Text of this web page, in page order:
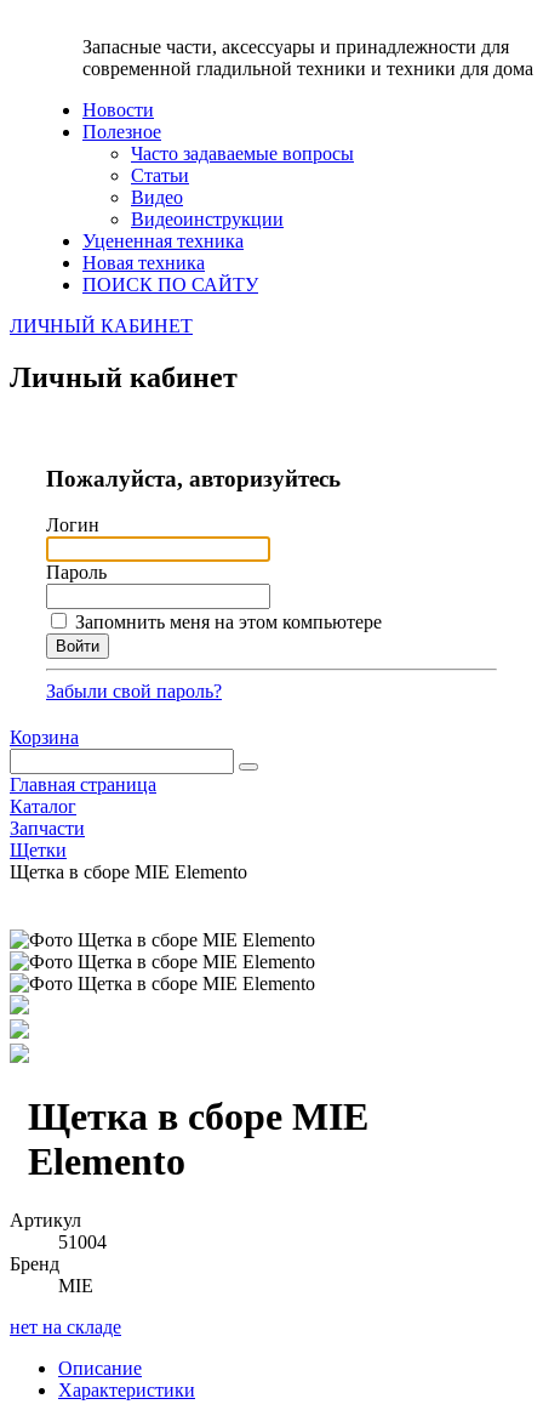
Запасные части, аксессуары и принадлежности для
современной гладильной техники и техники для дома
Новости
Полезное
Часто задаваемые вопросы
Статьи
Видео
Видеоинструкции
Уцененная техника
Новая техника
ПОИСК ПО САЙТУ
ЛИЧНЫЙ КАБИНЕТ
Личный кабинет
Пожалуйста, авторизуйтесь
Логин
Пароль
Запомнить меня на этом компьютере
Забыли свой пароль?
Корзина
Главная страница
Каталог
Запчасти
Щетки
Щетка в сборе MIE Elemento
Щетка в сборе MIE
Elemento
Артикул
51004
Бренд
MIE
нет на складе
Описание
Характеристики